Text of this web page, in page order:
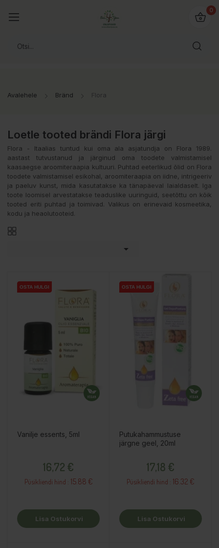
0
Avalehele Bränd Flora
Loetle tooted brändi Flora järgi
Flora - Itaalias tuntud kui oma ala asjatundja on Flora 1989.
aastast tutvustanud ja järginud oma toodete valmistamisel
kaasaegse aroomiteraapia kultuuri. Puhtad eeterlikud õlid on Flora
toodete valmistamisel esikohal, aroomiteraapia on iidne, intrigeeriv
ja paeluv kunst, mida kasutatakse ka tänapäeval laialdaselt. Iga
toote loomisel arvestatakse teaduslike uuringuid, seetõttu on kõik
tooted eriti puhtad ja toimivad. Valikus on erinevaid kosmeetika,
kodu ja heaolutooteid.

OSTA HULGI
OSTA HULGI
Vanilje essents, 5ml
16,72 €
Püsikliendi hind : 15.88 €
Lisa Ostukorvi
OSTA HULGI
OSTA HULGI
Putukahammustuse
järgne geel, 20ml
17,18 €
Püsikliendi hind : 16.32 €
Lisa Ostukorvi